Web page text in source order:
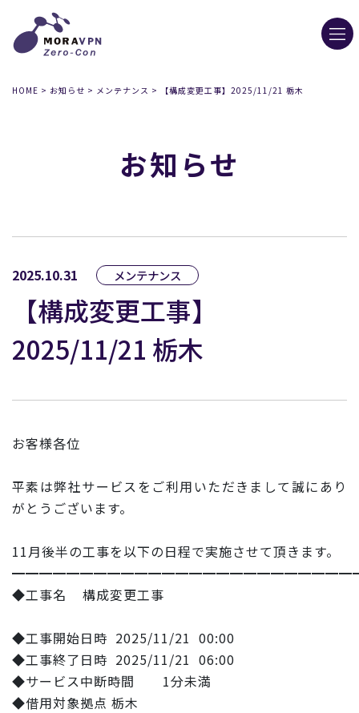
HOME > お知らせ > メンテナンス > 【構成変更工事】2025/11/21 栃木
お知らせ
2025.10.31 メンテナンス
【構成変更工事】
2025/11/21 栃木
お客様各位
平素は弊社サービスをご利用いただきまして誠にあり
がとうござい ます。
11月後半の工事を以下の日程で実施させて頂きます。
◆工事名 構成変更工事
◆工事開始日時 2025/11/21 00:00
◆工事終了日時 2025/11/21 06:00
◆サービス中断時間 1分未満
◆借用対象拠点 栃木